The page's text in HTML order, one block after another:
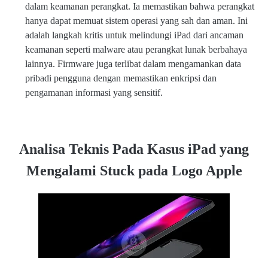
dalam keamanan perangkat. Ia memastikan bahwa perangkat
hanya dapat memuat sistem operasi yang sah dan aman. Ini
adalah langkah kritis untuk melindungi iPad dari ancaman
keamanan seperti malware atau perangkat lunak berbahaya
lainnya. Firmware juga terlibat dalam mengamankan data
pribadi pengguna dengan memastikan enkripsi dan
pengamanan informasi yang sensitif.
Analisa Teknis Pada Kasus iPad yang
Mengalami Stuck pada Logo Apple